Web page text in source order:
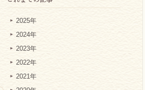
2025年
2024年
2023年
2022年
2021年